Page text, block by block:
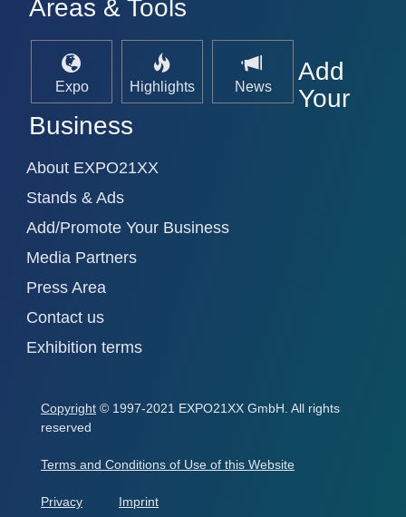
Areas & Tools
Expo Highlights News
Add
Your
Business
About EXPO21XX
Stands & Ads
Add/Promote Your Business
Media Partners
Press Area
Contact us
Exhibition terms
Copyright © 1997-2021 EXPO21XX GmbH. All rights
reserved
Terms and Conditions of Use of this Website
Privacy Imprint